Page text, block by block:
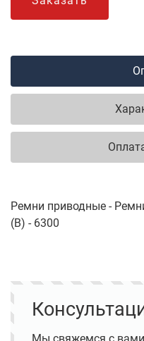
Ремни приводные -
(В) - 6300